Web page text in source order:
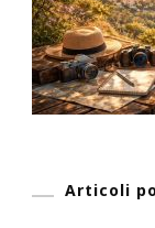
Articoli